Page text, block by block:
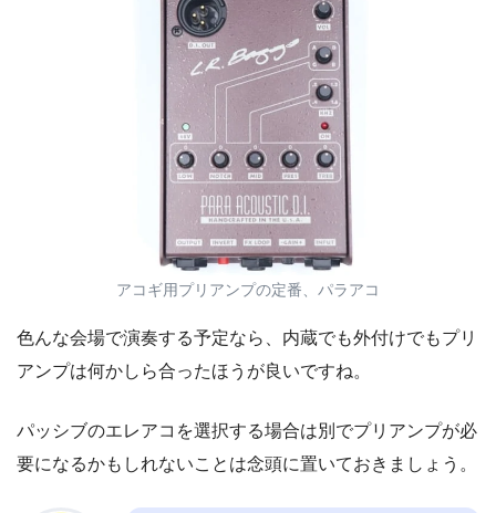
アコギ用プリアンプの定番、パラアコ
色んな会場で演奏する予定なら、内蔵でも外付けでもプリ
アンプは何かしら合ったほうが良いですね。
パッシブのエレアコを選択する場合は別でプリアンプが必
要になるかもしれないことは念頭に置いておきましょう。